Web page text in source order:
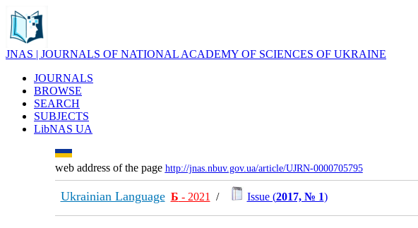
JNAS | JOURNALS OF NATIONAL ACADEMY OF SCIENCES OF UKRAINE
JOURNALS
BROWSE
SEARCH
SUBJECTS
LibNAS UA
web address of the page http://jnas.nbuv.gov.ua/article/UJRN-0000705795
Ukrainian Language Б - 2021 / Issue (2017, № 1)